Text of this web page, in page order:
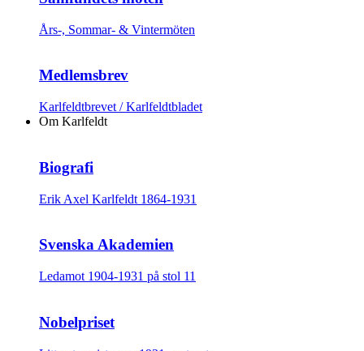
Års-, Sommar- & Vintermöten
Medlemsbrev
Karlfeldtbrevet / Karlfeldtbladet
Om Karlfeldt
Biografi
Erik Axel Karlfeldt 1864-1931
Svenska Akademien
Ledamot 1904-1931 på stol 11
Nobelpriset